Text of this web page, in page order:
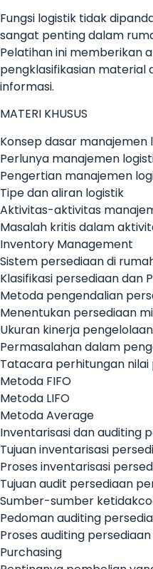
Fungsi logistik tidak
sangat penting dalam
Pelatihan ini memberikan
pengklasifikasian material
informasi.
MATERI KHUSUS
Konsep dasar manajemen
Perlunya manajemen
Pengertian manajemen
Tipe dan aliran logistik
Aktivitas-aktivitas
Masalah kritis dalam
Inventory Management
Sistem persediaan di
Klasifikasi persediaan dan
Metoda pengendalian
Menentukan persediaan
Ukuran kinerja
Permasalahan dalam
Tatacara perhitungan nilai
Metoda FIFO
Metoda LIFO
Metoda Average
Inventarisasi dan auditing
Tujuan inventarisasi
Proses inventarisasi
Tujuan audit persediaan
Sumber-sumber
Pedoman auditing
Proses auditing persediaan
Purchasing